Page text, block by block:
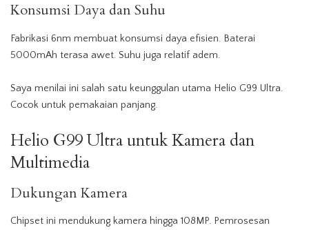
Konsumsi Daya dan Suhu
Fabrikasi 6nm membuat konsumsi daya efisien. Baterai
5000mAh terasa awet. Suhu juga relatif adem.
Saya menilai ini salah satu keunggulan utama Helio G99 Ultra.
Cocok untuk pemakaian panjang.
Helio G99 Ultra untuk Kamera dan
Multimedia
Dukungan Kamera
Chipset ini mendukung kamera hingga 108MP. Pemrosesan